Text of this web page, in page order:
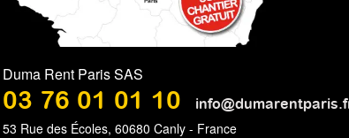
Duma Rent Paris SAS
03 76 01 01 10
53 Rue des Écoles, 60680 Canly - France